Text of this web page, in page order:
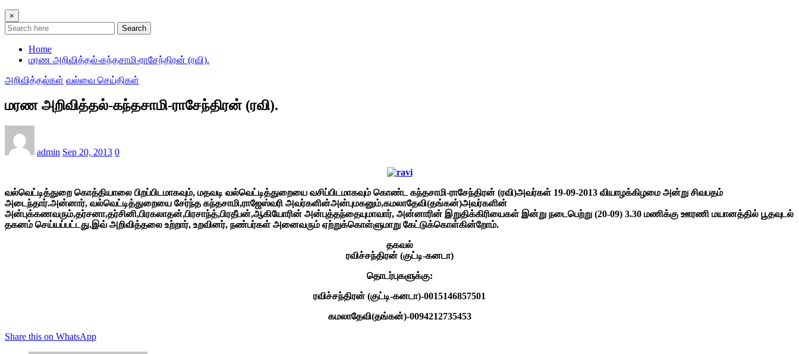
×
Search
Home
மரண அறிவித்தல்-கந்தசாமி-ராசேந்திரன் (ரவி).
அறிவித்தல்கள் வல்வை செய்திகள்
மரண அறிவித்தல்-கந்தசாமி-ராசேந்திரன் (ரவி).
admin Sep 20, 2013 0
வல்வெட்டித்துறை கொத்தியாலை பிறப்பிடமாகவும், மதவடி வல்வெட்டித்துறையை வசிப்பிடமாகவும் கொண்ட கந்தசாமி-ராசேந்திரன் (ரவி)அவர்கள் 19-09-2013 வியாழக்கிழமை அன்று சிவபதம்
அடைந்தார்.அன்னார், வல்வெட்டித்துறையை சேர்ந்த கந்தசாமி,ராஜேஸ்வரி அவர்களின்அன்புமகனும்,கமலாதேவி(தங்கன்)அவர்களின்
அன்புக்கணவரும்,தர்சனா,தர்சினி,பிரகலாதன்,பிரசாந்த்,பிரதீபன்,ஆகியோரின் அன்புத்தந்தையுமாவார், அன்னாரின் இறுதிக்கிரியைகள் இன்று நடைபெற்று (20-09) 3.30 மணிக்கு ஊரணி மயானத்தில் பூதவுடல்
தகனம் செய்யப்பட்டது.இவ் அறிவித்தலை உற்றார், உறவினர், நண்பர்கள் அனைவரும் ஏற்றுக்கொள்ளுமாறு கேட்டுக்கொள்கின்றோம்.
தகவல்
ரவிச்சந்திரன் (குட்டி-கனடா)
தொடர்புகளுக்கு:
ரவிச்சந்திரன் (குட்டி-கனடா)-0015146857501
கமலாதேவி(தங்கன்)-0094212735453
Share this on WhatsApp